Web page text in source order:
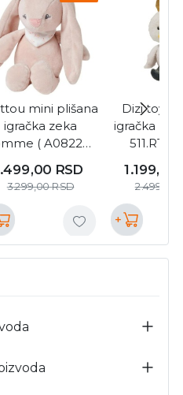
mini plišana
igračka zeka
( A082245
RSD
3.299,00RSD
Dizi toys
igračka
1.199,00
2.499,00
+